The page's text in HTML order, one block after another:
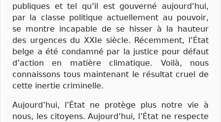
publiques et tel qu’il est gouverné aujourd’hui,
par la classe politique actuellement au pouvoir,
se montre incapable de se hisser à la hauteur
des urgences du XXIe siècle. Récemment, l’État
belge a été condamné par la justice pour défaut
d’action en matière climatique. Voilà, nous
connaissons tous maintenant le résultat cruel de
cette inertie criminelle.
Aujourd’hui, l’État ne protège plus notre vie à
nous, les citoyens. Aujourd’hui, l’État ne respecte